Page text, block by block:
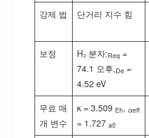
강제 법 단거리 지수 힘
보정
H₂ 분자:Req =
74.1 오후,De =
4.52 eV
무료 매
개 변수
κ = 3.509 Eh,αeff
= 1.727a0